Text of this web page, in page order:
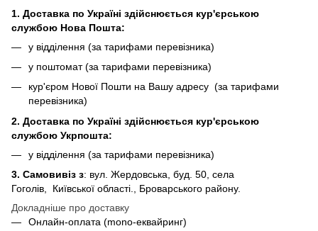
1. Доставка по Україні здійснюється кур'єрською
службою Нова Пошта:
у відділення (за тарифами перевізника)
у поштомат (за тарифами перевізника)
кур'єром Нової Пошти на Вашу адресу (за тарифами
перевізника)
2. Доставка по Україні здійснюється кур'єрською
службою Укрпошта:
у відділення (за тарифами перевізника)
3. Самовивіз з: вул. Жердовська, буд. 50, села
Гоголів, Київської області., Броварського району.
Докладніше про доставку
Онлайн-оплата (mono-еквайринг)